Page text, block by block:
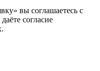
вы соглашаетесь с
согласие